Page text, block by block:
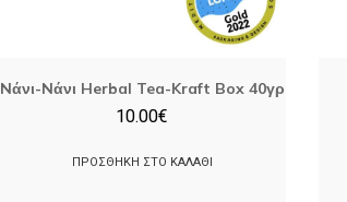
Nάνι-Nάνι Herbal Tea-Kraft Box 40γρ
10.00€
ΠΡΟΣΘΉΚΗ ΣΤΟ ΚΑΛΆΘΙ